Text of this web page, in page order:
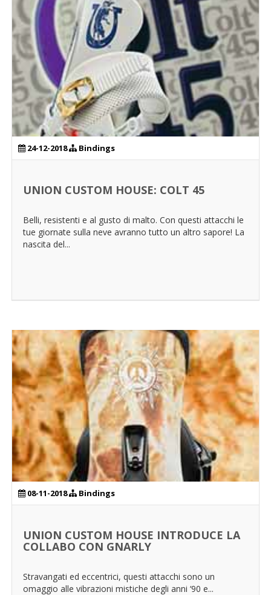
24-12-2018 Bindings
UNION CUSTOM HOUSE: COLT 45
Belli, resistenti e al gusto di malto. Con questi attacchi le
tue giornate sulla neve avranno tutto un altro sapore! La
nascita del...
08-11-2018 Bindings
UNION CUSTOM HOUSE INTRODUCE LA
COLLABO CON GNARLY
Stravangati ed eccentrici, questi attacchi sono un
omaggio alle vibrazioni mistiche degli anni ‘90 e...